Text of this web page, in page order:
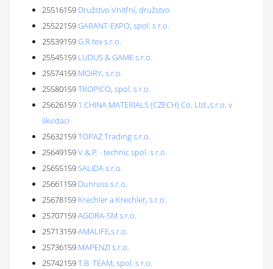
25516159 Družstvo Vnitřní, družstvo
25522159GARANT-EXPO, spol. s r.o.
25539159G.R.tex s.r.o.
25545159 LUDUS & GAME s.r.o.
25574159 MOIRY, s.r.o.
25580159TROPICO, spol. s r.o.
25626159 1.CHINA MATERIALS (CZECH) Co. Ltd.,s.r.o. v
likvidaci
25632159TOPAZ Trading s.r.o.
25649159V.&.P. - technic spol. s r.o.
25655159SALIDA s.r.o.
25661159 Dunross s.r.o.
25678159 Krechler a Krechler, s.r.o.
25707159AGORA-5M s.r.o.
25713159AMALIFE,s.r.o.
25736159 MAPENZI s.r.o.
25742159T.B. TEAM, spol. s r.o.